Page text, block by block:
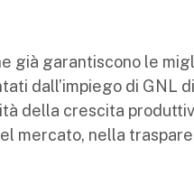
già garantiscono le
dall’impiego di GNL
della crescita
mercato, nella